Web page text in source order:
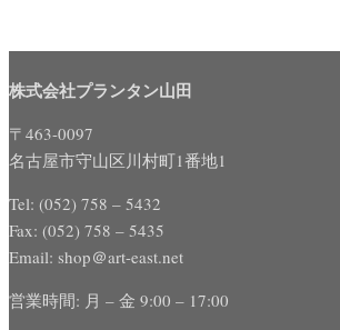
株式会社プランタン山田
〒463-0097
名古屋市守山区川村町1番地1
Tel: (052) 758 – 5432
Fax: (052) 758 – 5435
Email: shop＠art-east.net
営業時間: 月 – 金 9:00 – 17:00